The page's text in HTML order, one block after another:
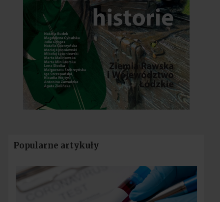
Popularne artykuły